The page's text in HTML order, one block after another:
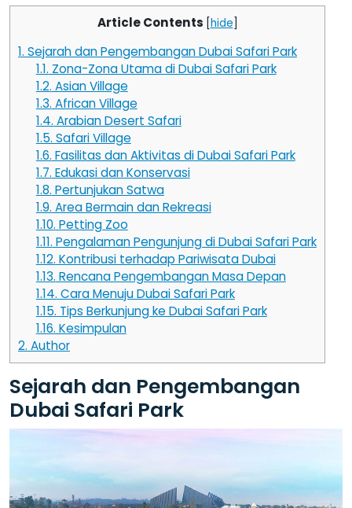
Article Contents [hide]
1. Sejarah dan Pengembangan Dubai Safari Park
1.1. Zona-Zona Utama di Dubai Safari Park
1.2. Asian Village
1.3. African Village
1.4. Arabian Desert Safari
1.5. Safari Village
1.6. Fasilitas dan Aktivitas di Dubai Safari Park
1.7. Edukasi dan Konservasi
1.8. Pertunjukan Satwa
1.9. Area Bermain dan Rekreasi
1.10. Petting Zoo
1.11. Pengalaman Pengunjung di Dubai Safari Park
1.12. Kontribusi terhadap Pariwisata Dubai
1.13. Rencana Pengembangan Masa Depan
1.14. Cara Menuju Dubai Safari Park
1.15. Tips Berkunjung ke Dubai Safari Park
1.16. Kesimpulan
2. Author
Sejarah dan Pengembangan
Dubai Safari Park